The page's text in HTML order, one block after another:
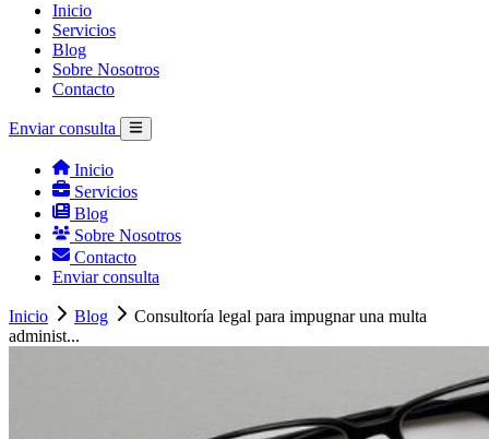
Inicio
Servicios
Blog
Sobre Nosotros
Contacto
Enviar consulta
Inicio
Servicios
Blog
Sobre Nosotros
Contacto
Enviar consulta
Inicio Blog
Consultoría legal para impugnar una multa
administ...